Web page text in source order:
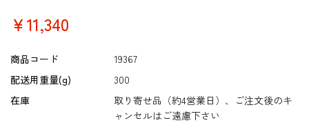
￥11,340
商品コード
19367
配送用重量(g)
300
在庫
取り寄せ品（約4営業日）、ご注文後のキ
ャンセルはご遠慮下さい